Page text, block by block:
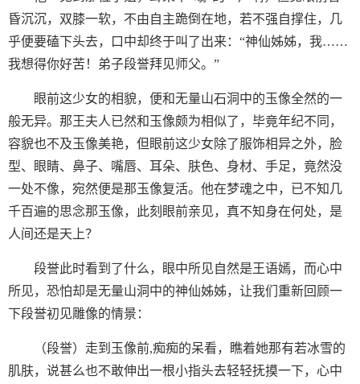
昏沉沉，双膝一软，不由自主跪倒在地，若不强自撑住，几
乎便要磕下头去，口中却终于叫了出来：“神仙姊姊，我……
我想得你好苦！弟子段誉拜见师父。”
眼前这少女的相貌，便和无量山石洞中的玉像全然的一
般无异。那王夫人已然和玉像颇为相似了，毕竟年纪不同，
容貌也不及玉像美艳，但眼前这少女除了服饰相异之外，脸
型、眼睛、鼻子、嘴唇、耳朵、肤色、身材、手足，竟然没
一处不像，宛然便是那玉像复活。他在梦魂之中，已不知几
千百遍的思念那玉像，此刻眼前亲见，真不知身在何处，是
人间还是天上？
段誉此时看到了什么，眼中所见自然是王语嫣，而心中
所见，恐怕却是无量山洞中的神仙姊姊，让我们重新回顾一
下段誉初见雕像的情景：
（段誉）走到玉像前,痴痴的呆看，瞧着她那有若冰雪的
肌肤，说甚么也不敢伸出一根小指头去轻轻抚摸一下，心中